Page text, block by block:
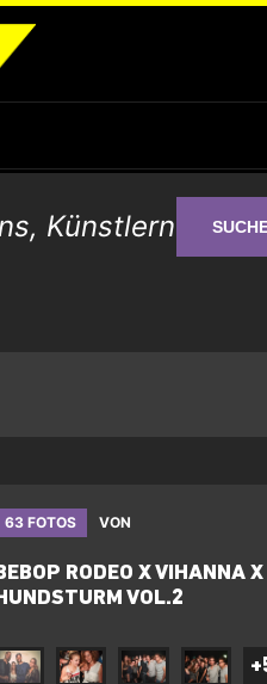
63 FOTOS VON
RODEO X VIHANNA X
VOL.2